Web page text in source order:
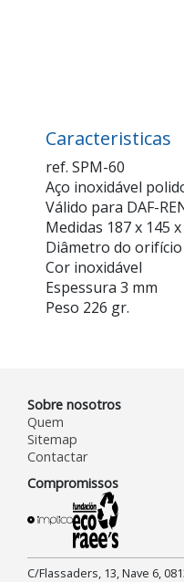
Caracteristicas
ref. SPM-60
Aço inoxidável
Válido para DAF-
Medidas 187 x 145
Diâmetro do orifício
Cor inoxidável
Espessura 3 mm
Peso 226 gr.
Sobre nosotros
Quem
Sitemap
Contactar
Compromissos
C/Flassaders, 13, Nave 6,